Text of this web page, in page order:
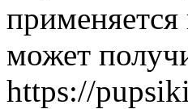
может
https://